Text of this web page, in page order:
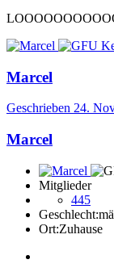
Marcel
Geschrieben 24.
Marcel
Mitglieder
445
Geschlecht:
Ort:Zuhause